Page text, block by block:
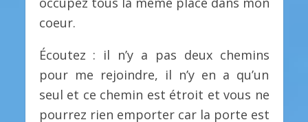
coeur.
Écoutez : il n’y a pas deux chemins
pour me rejoindre, il n’y en a qu’un
seul et ce chemin est étroit et vous ne
pourrez rien emporter car la porte est